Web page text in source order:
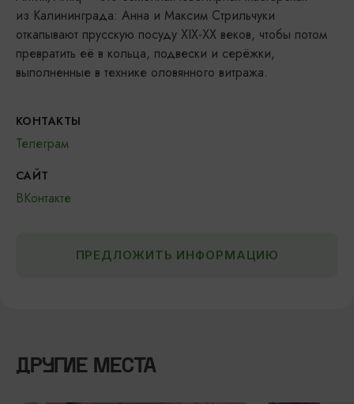
из Калининграда: Анна и Максим Стрильчуки
откапывают прусскую посуду XIX-XX веков, чтобы потом
превратить её в кольца, подвески и серёжки,
выполненные в технике оловянного витража.
КОНТАКТЫ
Телеграм
САЙТ
ВКонтакте
ПРЕДЛОЖИТЬ ИНФОРМАЦИЮ
ДРУГИЕ МЕСТА